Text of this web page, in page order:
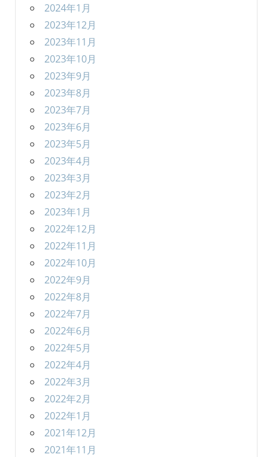
2024年1月
2023年12月
2023年11月
2023年10月
2023年9月
2023年8月
2023年7月
2023年6月
2023年5月
2023年4月
2023年3月
2023年2月
2023年1月
2022年12月
2022年11月
2022年10月
2022年9月
2022年8月
2022年7月
2022年6月
2022年5月
2022年4月
2022年3月
2022年2月
2022年1月
2021年12月
2021年11月